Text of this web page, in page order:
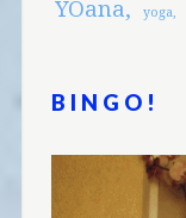
YOana yoga
BINGO!